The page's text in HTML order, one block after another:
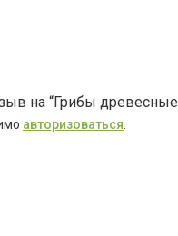
на “Грибы
авторизоваться